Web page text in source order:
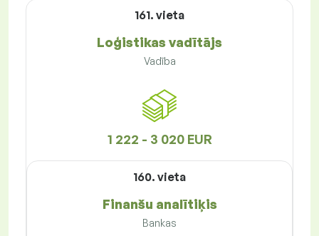
161. vieta
Loģistikas vadītājs
Vadība
1 222 - 3 020 EUR
160. vieta
Finanšu analītiķis
Bankas